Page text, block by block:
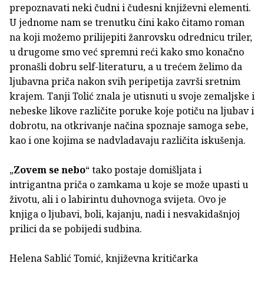
prepoznavati neki čudni i čudesni književni elementi.
U jednome nam se trenutku čini kako čitamo roman
na koji možemo prilijepiti žanrovsku odrednicu triler,
u drugome smo već spremni reći kako smo konačno
pronašli dobru self-literaturu, a u trećem želimo da
ljubavna priča nakon svih peripetija završi sretnim
krajem. Tanji Tolić znala je utisnuti u svoje zemaljske i
nebeske likove različite poruke koje potiču na ljubav i
dobrotu, na otkrivanje načina spoznaje samoga sebe,
kao i one kojima se nadvladavaju različita iskušenja.
„Zovem se nebo“ tako postaje domišljata i
intrigantna priča o zamkama u koje se može upasti u
životu, ali i o labirintu duhovnoga svijeta. Ovo je
knjiga o ljubavi, boli, kajanju, nadi i nesvakidašnjoj
prilici da se pobijedi sudbina.
Helena Sablić Tomić, književna kritičarka